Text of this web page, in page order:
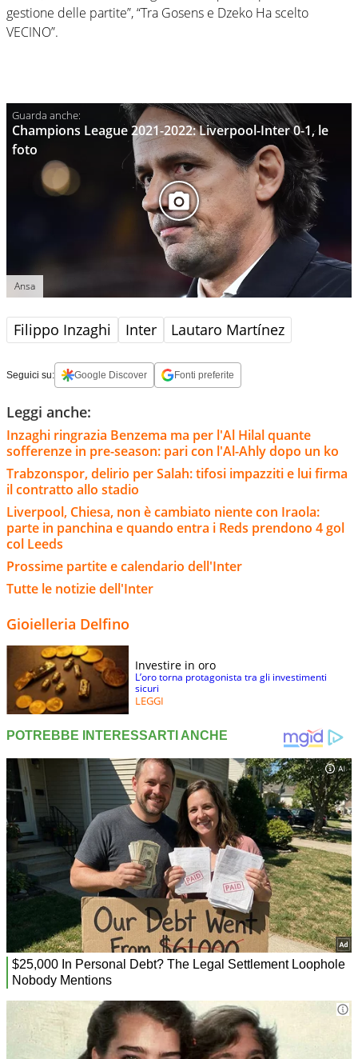
gestione delle partite”, “Tra Gosens e Dzeko Ha scelto
VECINO”.
Champions League 2021-2022: Liverpool-Inter 0-1, le
foto
Ansa
Filippo Inzaghi Inter Lautaro Martínez
Seguici su: Google Discover Fonti preferite
Leggi anche:
Inzaghi ringrazia Benzema ma per l'Al Hilal quante
sofferenze in pre-season: pari con l'Al-Ahly dopo un ko
Trabzonspor, delirio per Salah: tifosi impazziti e lui firma
il contratto allo stadio
Liverpool, Chiesa, non è cambiato niente con Iraola:
parte in panchina e quando entra i Reds prendono 4 gol
col Leeds
Prossime partite e calendario dell'Inter
Tutte le notizie dell'Inter
Gioielleria Delfino
Investire in oro
L’oro torna protagonista tra gli investimenti
sicuri
LEGGI